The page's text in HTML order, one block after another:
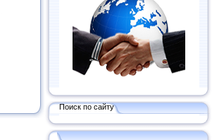
Поиск по сайту